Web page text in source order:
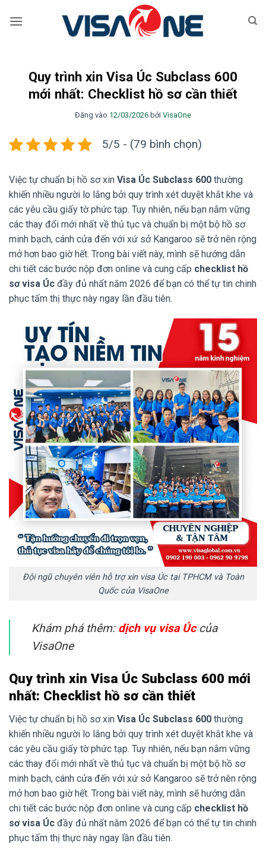
qua
Quy trình xin Visa Úc Subclass 600
mới nhất: Checklist hồ sơ cần thiết
Đăng vào 12/03/2026 bởi VisaOne
5/5 - (79 bình chọn)
Việc tự chuẩn bị hồ sơ xin Visa Úc Subclass 600 thường
khiến nhiều người lo lắng bởi quy trình xét duyệt khắt khe và
các yêu cầu giấy tờ phức tạp. Tuy nhiên, nếu bạn nắm vững
các thay đổi mới nhất về thủ tục và chuẩn bị một bộ hồ sơ
minh bạch, cánh cửa đến với xứ sở Kangaroo sẽ trở nên rộng
mở hơn bao giờ hết. Trong bài viết này, mình sẽ hướng dẫn
chi tiết các bước nộp đơn online và cung cấp checklist hồ
sơ visa Úc đầy đủ nhất năm 2026 để bạn có thể tự tin chinh
phục tấm thị thực này ngay lần đầu tiên.
Đội ngũ chuyên viên hỗ trợ xin visa Úc tại TPHCM và Toàn
Quốc của VisaOne
Khám phá thêm: dịch vụ visa Úccủa
VisaOne
Quy trình xin Visa Úc Subclass 600 mới
nhất: Checklist hồ sơ cần thiết
Việc tự chuẩn bị hồ sơ xin Visa Úc Subclass 600 thường
khiến nhiều người lo lắng bởi quy trình xét duyệt khắt khe và
các yêu cầu giấy tờ phức tạp. Tuy nhiên, nếu bạn nắm vững
các thay đổi mới nhất về thủ tục và chuẩn bị một bộ hồ sơ
minh bạch, cánh cửa đến với xứ sở Kangaroo sẽ trở nên rộng
mở hơn bao giờ hết. Trong bài viết này, mình sẽ hướng dẫn
chi tiết các bước nộp đơn online và cung cấp checklist hồ
sơ visa Úc đầy đủ nhất năm 2026 để bạn có thể tự tin chinh
phục tấm thị thực này ngay lần đầu tiên.